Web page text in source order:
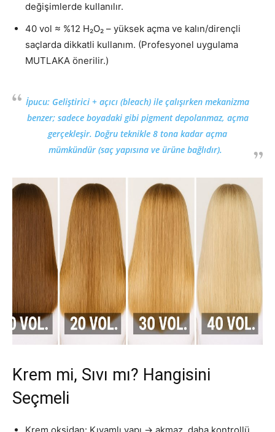
değişimlerde kullanılır.
40 vol ≈ %12 H₂O₂ – yüksek açma ve kalın/dirençli
saçlarda dikkatli kullanım. (Profesyonel uygulama
MUTLAKA önerilir.)
İpucu: Geliştirici + açıcı (bleach) ile çalışırken mekanizma
benzer; sadece boyadaki gibi pigment depolanmaz, açma
gerçekleşir. Doğru teknikle 8 tona kadar açma
mümkündür (saç yapısına ve ürüne bağlıdır).
Krem mi, Sıvı mı? Hangisini
Seçmeli